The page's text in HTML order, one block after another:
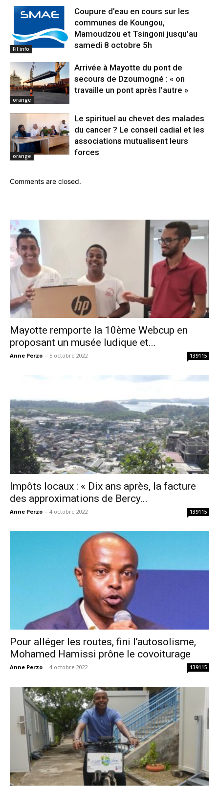
Fil info
Coupure d’eau en cours sur les
communes de Koungou,
Mamoudzou et Tsingoni jusqu’au
samedi 8 octobre 5h
orange
Arrivée à Mayotte du pont de
secours de Dzoumogné : « on
travaille un pont après l’autre »
orange
Le spirituel au chevet des malades
du cancer ? Le conseil cadial et les
associations mutualisent leurs
forces
Comments are closed.
Mayotte remporte la 10ème Webcup en
proposant un musée ludique et...
Anne Perzo - 5 octobre 2022 139115
Impôts locaux : « Dix ans après, la facture
des approximations de Bercy...
Anne Perzo - 4 octobre 2022 139115
Pour alléger les routes, fini l’autosolisme,
Mohamed Hamissi prône le covoiturage
Anne Perzo - 4 octobre 2022 139115